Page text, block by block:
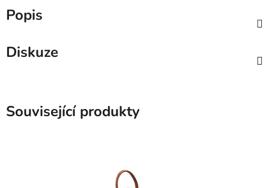
Popis
Diskuze
Související produkty